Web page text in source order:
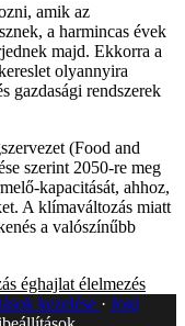
amik az
a harmincas évek
majd. Ekkorra a
olyannyira
gazdasági rendszerek
(Food and
szerint 2050-re meg
kapacitását, ahhoz,
A klímaváltozás miatt
a valószínűbb
éghajlat élelmezés
kezelése
Jogi